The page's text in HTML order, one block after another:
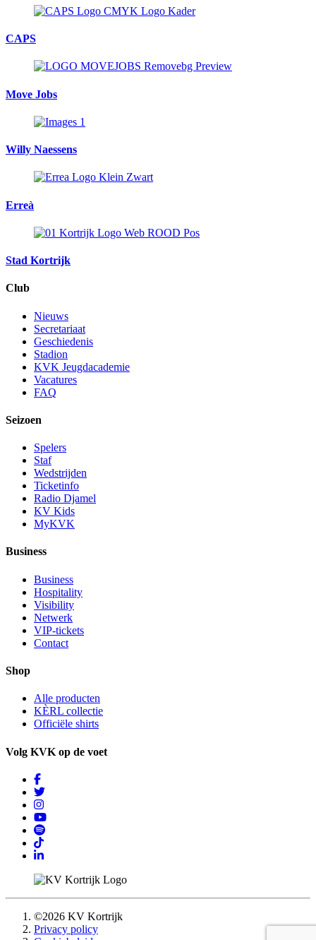
CAPS
Move Jobs
Willy Naessens
Erreà
Stad Kortrijk
Club
Nieuws
Secretariaat
Geschiedenis
Stadion
KVK Jeugdacademie
Vacatures
FAQ
Seizoen
Spelers
Staf
Wedstrijden
Ticketinfo
Radio Djamel
KV Kids
MyKVK
Business
Business
Hospitality
Visibility
Netwerk
VIP-tickets
Contact
Shop
Alle producten
KÈRL collectie
Officiële shirts
Volg KVK op de voet
©2026 KV Kortrijk
Privacy policy